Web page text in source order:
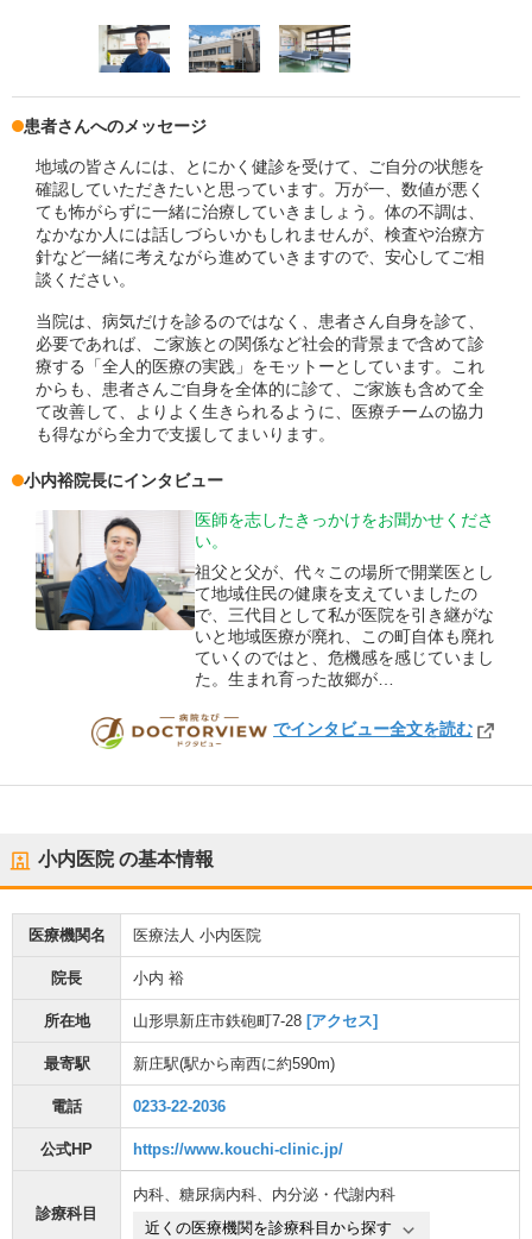
患者さんへのメッセージ
地域の皆さんには、とにかく健診を受けて、ご自分の状態を
確認していただきたいと思っています。万が一、数値が悪く
ても怖がらずに一緒に治療していきましょう。体の不調は、
なかなか人には話しづらいかもしれませんが、検査や治療方
針など一緒に考えながら進めていきますので、安心してご相
談ください。
当院は、病気だけを診るのではなく、患者さん自身を診て、
必要であれば、ご家族との関係など社会的背景まで含めて診
療する「全人的医療の実践」をモットーとしています。これ
からも、患者さんご自身を全体的に診て、ご家族も含めて全
て改善して、よりよく生きられるように、医療チームの協力
も得ながら全力で支援してまいります。
小内裕院長にインタビュー
医師を志したきっかけをお聞かせくださ
い。
祖父と父が、代々この場所で開業医とし
て地域住民の健康を支えていましたの
で、三代目として私が医院を引き継がな
いと地域医療が廃れ、この町自体も廃れ
ていくのではと、危機感を感じていまし
た。生まれ育った故郷が…
DOCTORVIEW
でインタビュー全文を読む
小内医院の基本情報
医療機関名 医療法人 小内医院
院長 小内 裕
所在地 山形県新庄市鉄砲町7-28 [アクセス]
最寄駅 新庄駅(駅から南西に約590m)
電話 0233-22-2036
公式HP https://www.kouchi-clinic.jp/
診療科目
内科、 糖尿病内科、 内分泌・代謝内科
近くの医療機関を診療科目から探す